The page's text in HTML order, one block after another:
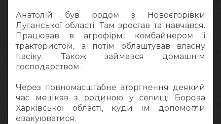
Анатолій був родом з Новоєгорівки
Луганської області. Там зростав та навчався.
Працював в агрофірмі комбайнером і
трактористом, а потім облаштував власну
пасіку. Також займався домашнім
господарством.
Через повномасштабне вторгнення деякий
час мешкав з родиною у селищі Борова
Харківської області, куди їм допомогли
евакуюватися.